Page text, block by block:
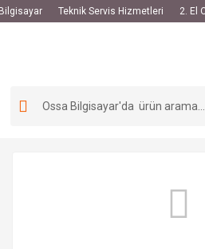
Teknik Servis Hizmetleri 2. El